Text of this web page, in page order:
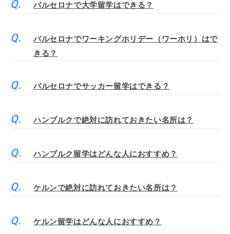
バルセロナで大学留学はできる？
バルセロナでワーキングホリデー（ワーホリ）はで
きる？
バルセロナでサッカー留学はできる？
ハンブルクで絶対に訪れておきたい名所は？
ハンブルク留学はどんな人におすすめ？
ケルンで絶対に訪れておきたい名所は？
ケルン留学はどんな人におすすめ？